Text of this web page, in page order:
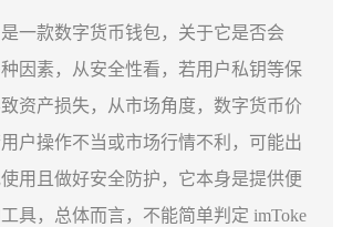
是一款数字货币钱包，关于它是否会
因素，从安全性看，若用户私钥等保
资产损失，从市场角度，数字货币价
户操作不当或市场行情不利，可能出
用且做好安全防护，它本身是提供便
具，总体而言，不能简单判定 imToke